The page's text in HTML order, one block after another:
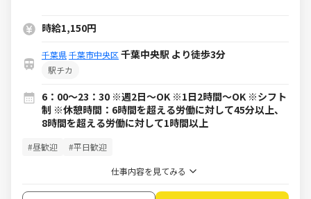
時給1,150円
千葉県千葉市中央区 千葉中央駅 より徒歩3分
駅チカ
6：00～23：30 ※週2日～OK ※1日2時間～OK ※シフト
制 ※休憩時間：6時間を超える労働に対して45分以上、
8時間を超える労働に対して1時間以上
#昼歓迎 #平日歓迎
仕事内容を見てみる